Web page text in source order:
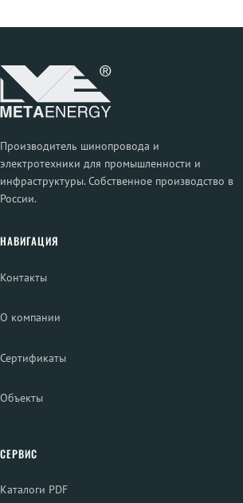
Производитель шинопровода и
электротехники для промышленности и
инфраструктуры. Собственное производство в
России.
НАВИГАЦИЯ
Контакты
О компании
Сертификаты
Объекты
СЕРВИС
Каталоги PDF